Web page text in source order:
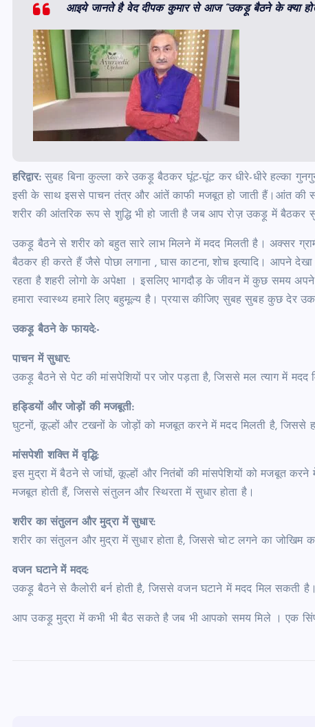
आइये जानते है वेद दीपक कुमार से आज “उकड़ू बैठने के क्या
हरिद्वार:सुबह बिना कुल्ला करे उकड़ू बैठकर घूंट-घूंट कर धीरे-धीरे हल्का
इसी के साथ इससे पाचन तंत्र और आंतें काफी मजबूत हो जाती हैं।आंत की
शरीर की आंतरिक रूप से शुद्धि भी हो जाती है जब आप रोज़ उकड़ू में बैठकर
उकड़ू बैठने से शरीर को बहुत सारे लाभ मिलने में मदद मिलती है। अक्सर
बैठकर ही करते हैं जैसे पोछा लगाना , घास काटना, शोच इत्यादि। आपने
रहता है शहरी लोगो के अपेक्षा । इसलिए भागदौड़ के जीवन में कुछ समय
हमारा स्वास्थ्य हमारे लिए बहुमूल्य है। प्रयास कीजिए सुबह सुबह कुछ देर
उकड़ू बैठने के फायदे:-
पाचन में सुधार:
उकड़ू बैठने से पेट की मांसपेशियों पर जोर पड़ता है, जिससे मल त्याग में मदद
हड्डियों और जोड़ों की मजबूती:
घुटनों, कूल्हों और टखनों के जोड़ों को मजबूत करने में मदद मिलती है, जिससे
मांसपेशी शक्ति में वृद्धि:
इस मुद्रा में बैठने से जांघों, कूल्हों और नितंबों की मांसपेशियों को मजबूत
मजबूत होती हैं, जिससे संतुलन और स्थिरता में सुधार होता है।
शरीर का संतुलन और मुद्रा में सुधार:
शरीर का संतुलन और मुद्रा में सुधार होता है, जिससे चोट लगने का जोखिम
वजन घटाने में मदद:
उकड़ू बैठने से कैलोरी बर्न होती है, जिससे वजन घटाने में मदद मिल सकती है।
आप उकड़ू मुद्रा में कभी भी बैठ सकते है जब भी आपको समय मिले । एक